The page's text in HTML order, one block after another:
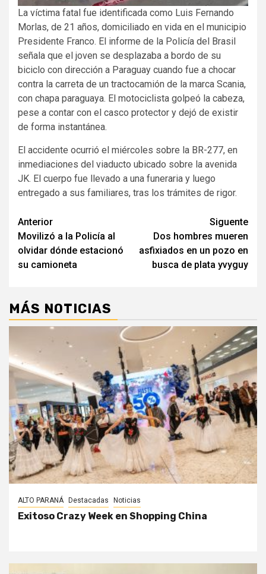
La víctima fatal fue identificada como Luis Fernando
Morlas, de 21 años, domiciliado en vida en el municipio
Presidente Franco. El informe de la Policía del Brasil
señala que el joven se desplazaba a bordo de su
biciclo con dirección a Paraguay cuando fue a chocar
contra la carreta de un tractocamión de la marca Scania,
con chapa paraguaya. El motociclista golpeó la cabeza,
pese a contar con el casco protector y dejó de existir
de forma instantánea.
El accidente ocurrió el miércoles sobre la BR-277, en
inmediaciones del viaducto ubicado sobre la avenida
JK. El cuerpo fue llevado a una funeraria y luego
entregado a sus familiares, tras los trámites de rigor.
Navegación
de
entradas
Anterior
Movilizó a la Policía al
olvidar dónde estacionó
su camioneta
Siguente
Dos hombres mueren
asfixiados en un pozo en
busca de plata yvyguy
MÁS NOTICIAS
ALTO PARANÁ Destacadas Noticias
Exitoso Crazy Week en Shopping China